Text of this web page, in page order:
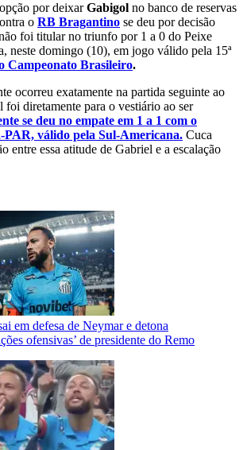
por deixarGabigol no banco de reservas
o RB Bragantino se deu por decisão
foi titular no triunfo por 1 a 0 do Peixe
neste domingo (10), em jogo válido pela 15ª
Campeonato Brasileiro.
ocorreu exatamente na partida seguinte ao
diretamente para o vestiário ao ser
se deu no empate em 1 a 1 com o
PAR, válido pela Sul-Americana. Cuca
entre essa atitude de Gabriel e a escalação
em defesa de Neymar e detona
ofensivas’ de presidente do Remo